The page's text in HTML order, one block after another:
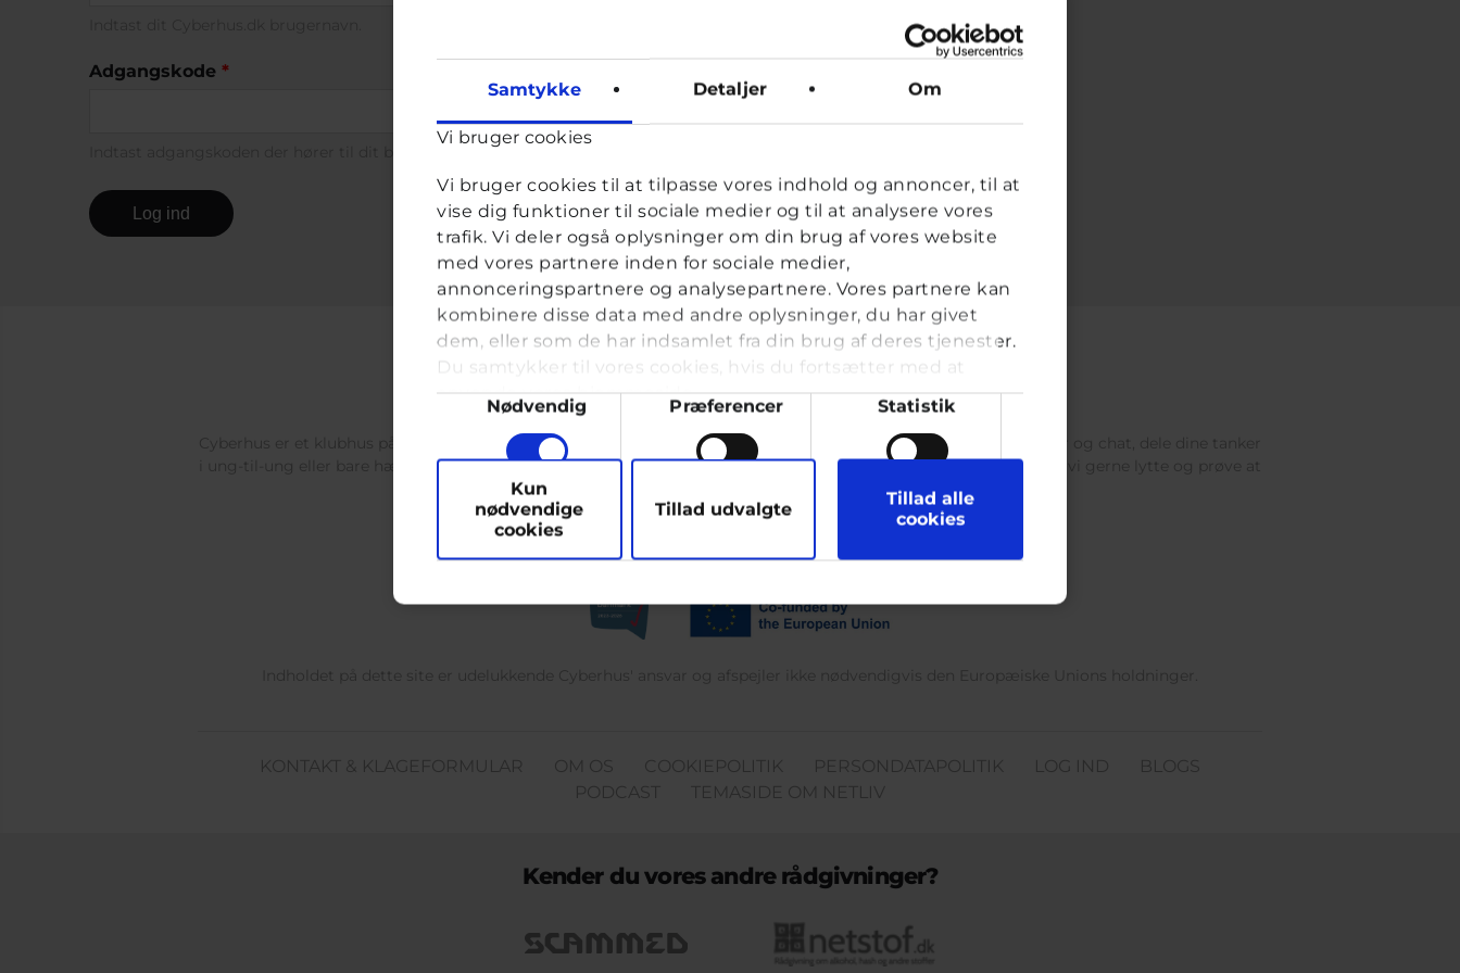
Samtykke Detaljer Om
Vi bruger cookies
Vi bruger cookies til at tilpasse vores indhold og annoncer, til at
vise dig funktioner til sociale medier og til at analysere vores
trafik. Vi deler også oplysninger om din brug af vores website
med vores partnere inden for sociale medier,
annonceringspartnere og analysepartnere. Vores partnere kan
kombinere disse data med andre oplysninger, du har givet
dem, eller som de har indsamlet fra din brug af deres tjenester.
Du samtykker til vores cookies, hvis du fortsætter med at
anvende vores hjemmeside.
Samtykkevalg
Nødvendig Præferencer Statistik
Marketing
Kun
nødvendige
cookies
Tillad udvalgte
Tillad alle
cookies
Adgangskode *
Cyberhus er et klubhus på nettet for dig op til 25 år. Du kan skrive til en voksen og få rådgivning i vores brevkasser og chat, dele dine tanker
i ung-til-ung eller bare hænge ud, og læse med. I Cyberhus kan du være dig selv, og har du brug for en voksen, vil vi gerne lytte og prøve at
Indholdet på dette site er udelukkende Cyberhus' ansvar og afspejler ikke nødvendigvis den Europæiske Unions holdninger.
KONTAKT & KLAGEFORMULAR OM OS COOKIEPOLITIK PERSONDATAPOLITIK LOG IND
BLOGS
PODCAST
TEMASIDE OM NETLIV
Kender du vores andre rådgivninger?